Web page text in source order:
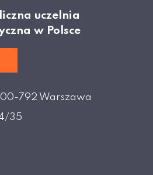
uczelnia
w Polsce
00-792 Warszawa
35